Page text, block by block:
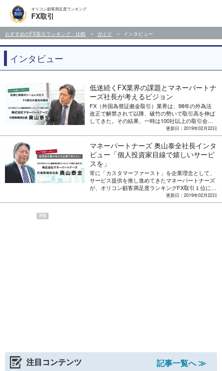
オリコン顧客満足度ランキング
FX取引
おすすめのFX取引ランキング・比較 ガイド インタビュー
インタビュー
低迷続くFX業界の課題とマネーパートナ
ーズ社長が考えるビジョン
FX（外国為替証拠金取引）業界は、98年の外為法
改正で解禁されて以降、破竹の勢いで取引高を伸ば
してきた。その結果、一時は100社以上の取引会社
が存在したが、今は半減している。そこには、買値
と売値の差（スプレッド）競争、ビットコインなど
仮想通貨への顧客流出、2016年以降の為替市場の低
調な動きなどいくつかの要因がある。取引額が3年
連続低下のFX業界が抱える課題と今後の展開につい
て、マネーパートナーズ代表取締役社長・奥山泰全
氏に話を聞いた。
更新日：2019年02月22日
マネーパートナーズ 奥山泰全社長インタ
ビュー「個人投資家目線で嬉しいサービ
スを」
常に「カスタマーファースト」を企業理念として、
サービス提供を推し進めてきたマネーパートナーズ
が、オリコン顧客満足度ランキングFX取引１位に輝
きました。「外為を誠実に」を信念とする代表取締
役社長・奥山泰全氏の外為への思いをお話いただき
更新日：2019年02月22日
PR
注目コンテンツ
記事一覧へ ≫